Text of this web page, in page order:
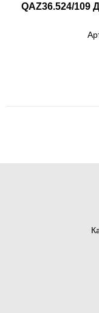
QAZ36.524/109